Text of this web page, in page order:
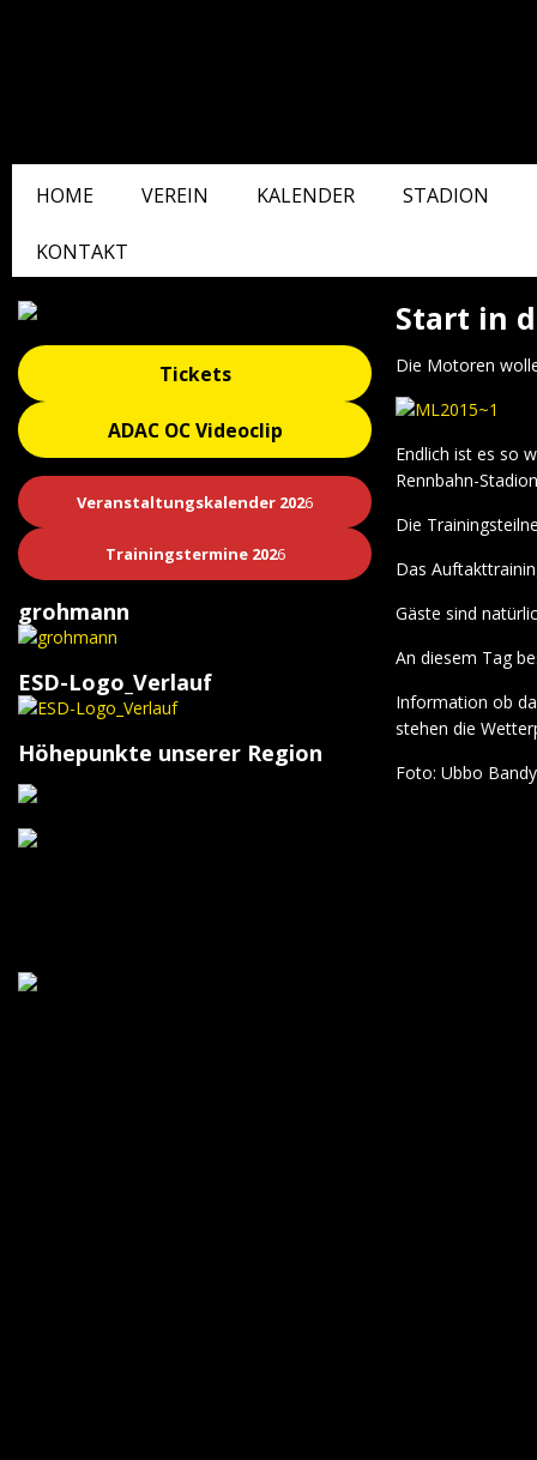
HOME VEREIN KALENDER STADION
KONTAKT
Start in
Die Motoren
Endlich ist es so
Rennbahn-
Die
Das
Gäste sind
An diesem Tag
Information ob
stehen die
Foto: Ubbo Bandy
Tickets
ADAC OC Videoclip
Veranstaltungskalender 2026
Trainingstermine 2026
grohmann
ESD-Logo_Verlauf
Höhepunkte unserer Region